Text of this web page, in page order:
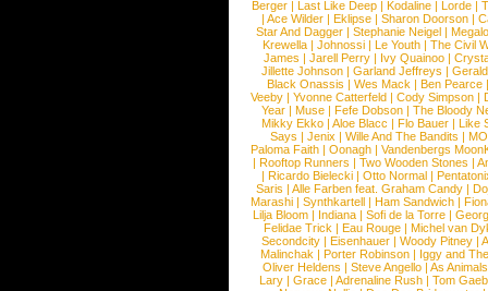
Berger |Last Like Deep |Kodaline |Lorde |
|Ace Wilder |Eklipse |Sharon Doorson |
Star And Dagger | Stephanie Neigel |
Krewella | Johnossi | Le Youth | The Civil
James | Jarell Perry | Ivy Quainoo |
Jillette Johnson | Garland Jeffreys |
Black Onassis | Wes Mack | Ben Pearce
Veeby | Yvonne Catterfeld | Cody Simpson |
Year |Muse |Fefe Dobson |The Bloody
Mikky Ekko | Aloe Blacc | Flo Bauer | Like
Says | Jenix | Wille And The Bandits | MO
Paloma Faith |Oonagh |Vandenbergs
|Rooftop Runners |Two Wooden Stones |
| Ricardo Bielecki | Otto Normal |
Saris | Alle Farben feat. Graham Candy |
Marashi | Synthkartell | Ham Sandwich |
Lilja Bloom | Indiana | Sofi de la Torre |
Felidae Trick | Eau Rouge | Michel van
Secondcity |Eisenhauer |Woody Pitney |
Malinchak |Porter Robinson | Iggy and
Oliver Heldens |Steve Angello |As Animals
Lary | Grace | Adrenaline Rush | Tom